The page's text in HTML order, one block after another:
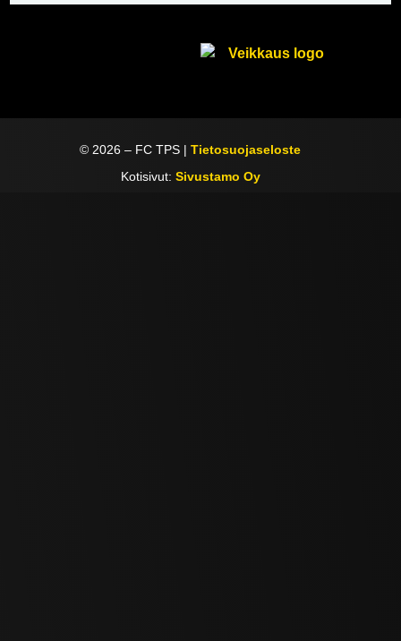
© 2026 – FC TPS |Tietosuojaseloste
Kotisivut: Sivustamo Oy